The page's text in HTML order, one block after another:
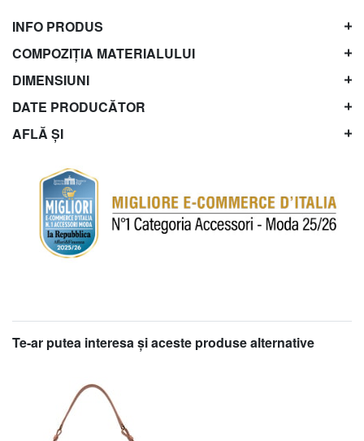
INFO PRODUS
COMPOZIȚIA MATERIALULUI
DIMENSIUNI
DATE PRODUCĂTOR
AFLĂ ȘI
Te-ar putea interesa şi aceste produse alternative